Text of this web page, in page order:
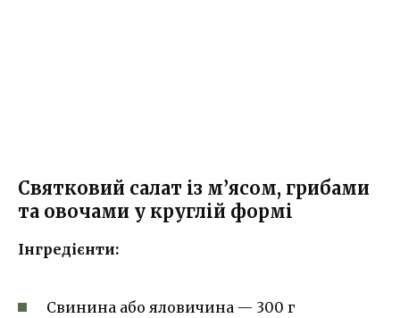
Святковий салат із м’ясом, грибами
та овочами у круглій формі
Інгредієнти:
Свинина або яловичина — 300 г